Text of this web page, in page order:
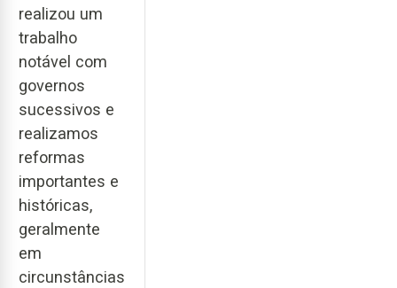
realizou um
trabalho
notável com
governos
sucessivos e
realizamos
reformas
importantes e
históricas,
geralmente
em
circunstâncias